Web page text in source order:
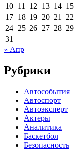
10 11 12 13 14 15
17 18 19 20 21 22
24 25 26 27 28 29
31
« Апр
Рубрики
Автособытия
Автоспорт
Автоэксперт
Актеры
Аналитика
Баскетбол
Безопасность